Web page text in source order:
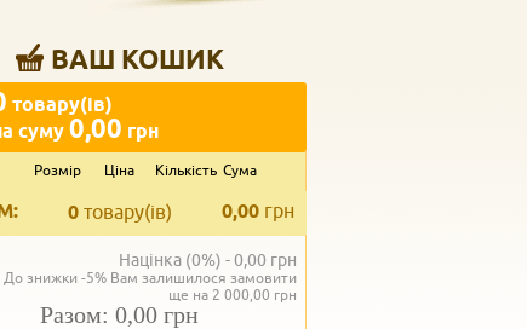
ВАШ КОШИК
товару(ів)
суму0,00 грн
Розмір Ціна Кількість Сума
0,00 грн
0 товару(ів)
Націнка (0%) -0,00 грн
До знижки -5% Вам залишилося замовити
ще на 2 000,00 грн
Разом: 0,00 грн